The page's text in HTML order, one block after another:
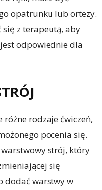
opatrunku lub ortezy.
się z terapeutą, aby
odpowiednie dla
rodzaje ćwiczeń,
pocenia się.
warstwowy strój, który
się
dodać warstwy w